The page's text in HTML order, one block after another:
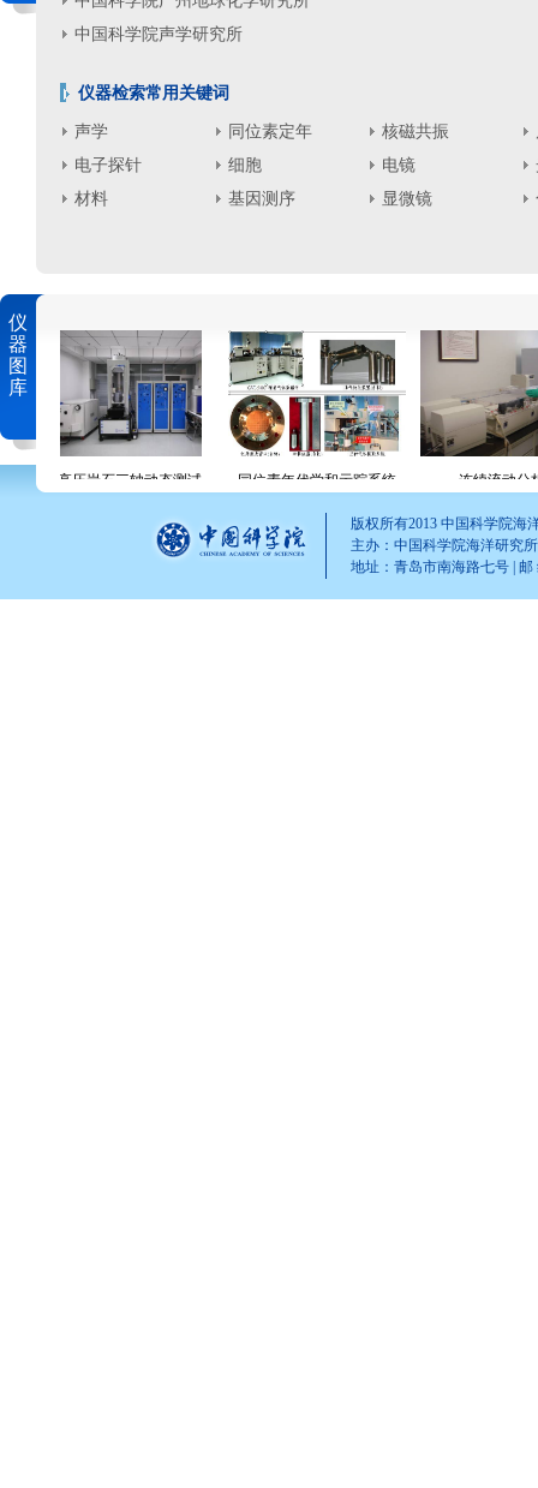
中国科学院声学研究所
仪器检索常用关键词
声学
电子探针
材料
同位素定年
细胞
基因测序
核磁共振
电镜
显微镜
仪
器
图
库
高压岩石三轴动态测试系统 电子探针 激光共聚焦
同位素年代学和示踪系统 连续流动分析
版权所有2013 中国科学院
主办：中国科学院海洋研究所
地址：青岛市南海路七号 | 邮